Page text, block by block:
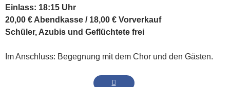
Einlass: 18:15 Uhr
20,00 € Abendkasse / 18,00 € Vorverkauf
Schüler, Azubis und Geflüchtete frei
Im Anschluss: Begegnung mit dem Chor und den Gästen.